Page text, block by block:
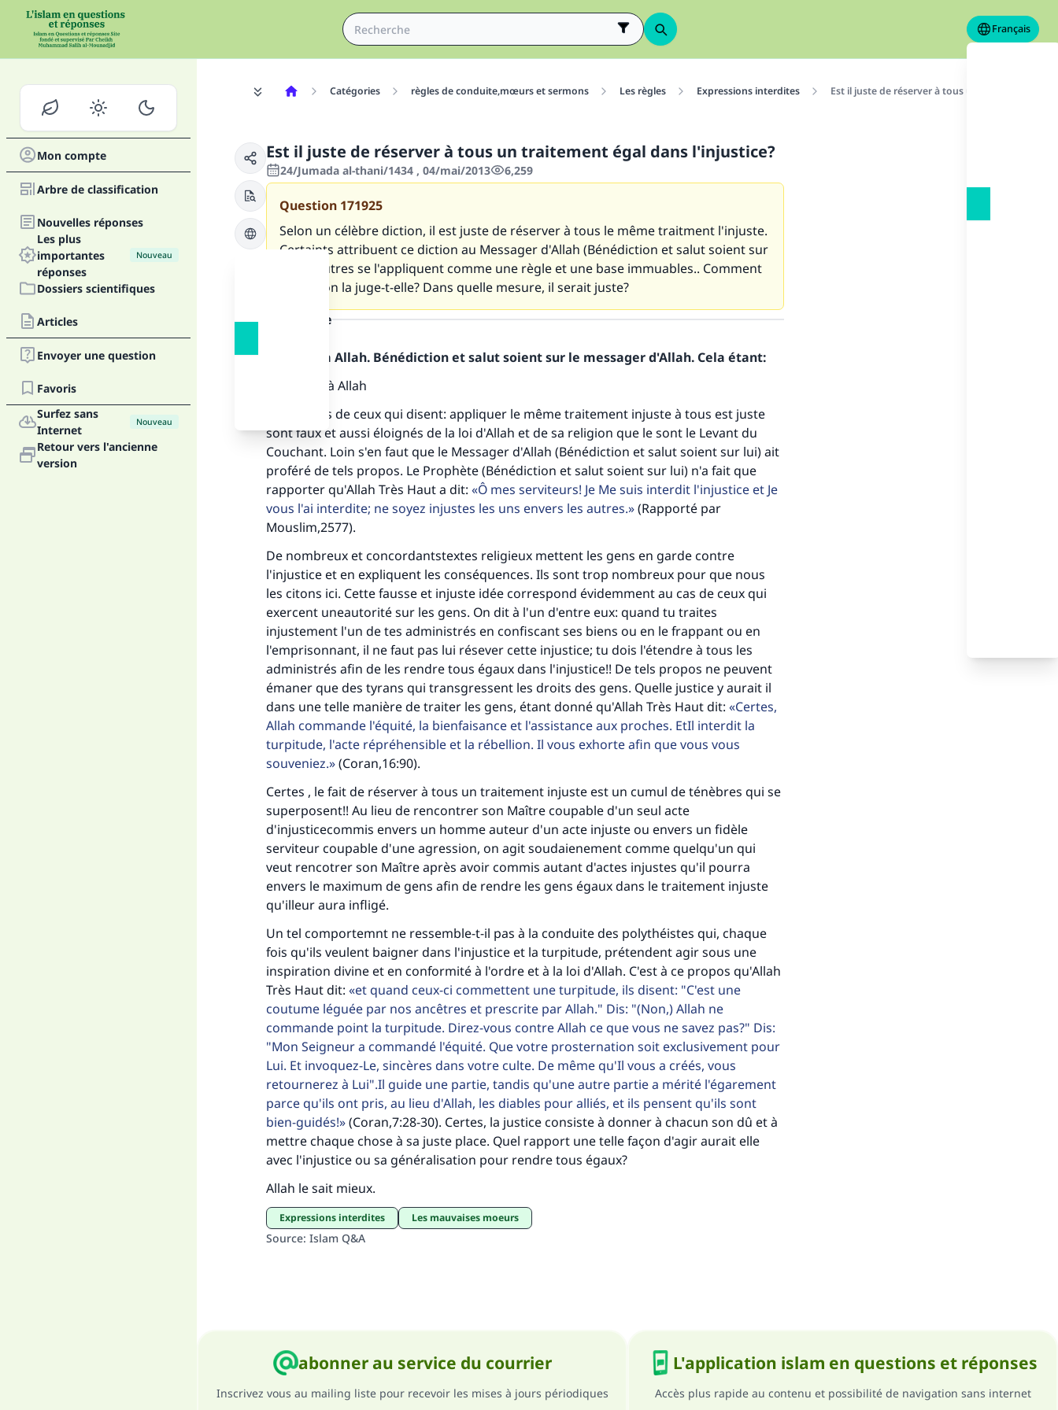
Français
Mon compte
Arbre de classification
Nouvelles réponses
Les plus
importantes
réponses
Nouveau
Dossiers scientifiques
Articles
Envoyer une question
Favoris
Surfez sans
Internet
Nouveau
Retour vers l'ancienne
version
Catégories règles de conduite,mœurs et sermons Les règles Expressions interdites Est il juste de réserver à tous un traitement égal
Est il juste de réserver à tous un traitement égal dans l'injustice?
24/Jumada al-thani/1434 , 04/mai/2013 6,259
Question 171925
Selon un célèbre diction, il est juste de réserver à tous le même traitment l'injuste.
Certaints attribuent ce diction au Messager d'Allah (Bénédiction et salut soient sur
lui). D'autres se l'appliquent comme une règle et une base immuables.. Comment
la religion la juge-t-elle? Dans quelle mesure, il serait juste?
la réponse
Louange à Allah. Bénédiction et salut soient sur le messager d'Allah. Cela étant:
Louanges à Allah
Les propos de ceux qui disent: appliquer le même traitement injuste à tous est juste
sont faux et aussi éloignés de la loi d'Allah et de sa religion que le sont le Levant du
Couchant. Loin s'en faut que le Messager d'Allah (Bénédiction et salut soient sur lui) ait
proféré de tels propos. Le Prophète (Bénédiction et salut soient sur lui) n'a fait que
rapporter qu'Allah Très Haut a dit:
Ô mes serviteurs! Je Me suis interdit l'injustice et Je
vous l'ai interdite; ne soyez injustes les uns envers les autres. (Rapporté par
Mouslim,2577).
De nombreux et concordantstextes religieux mettent les gens en garde contre
l'injustice et en expliquent les conséquences. Ils sont trop nombreux pour que nous
les citons ici. Cette fausse et injuste idée correspond évidemment au cas de ceux qui
exercent uneautorité sur les gens. On dit à l'un d'entre eux: quand tu traites
injustement l'un de tes administrés en confiscant ses biens ou en le frappant ou en
l'emprisonnant, il ne faut pas lui résever cette injustice; tu dois l'étendre à tous les
administrés afin de les rendre tous égaux dans l'injustice!! De tels propos ne peuvent
émaner que des tyrans qui transgressent les droits des gens. Quelle justice y aurait il
dans une telle manière de traiter les gens, étant donné qu'Allah Très Haut dit:
Certes,
Allah commande l'équité, la bienfaisance et l'assistance aux proches. EtIl interdit la
turpitude, l'acte répréhensible et la rébellion. Il vous exhorte afin que vous vous
souveniez. (Coran,16:90).
Certes , le fait de réserver à tous un traitement injuste est un cumul de ténèbres qui se
superposent!! Au lieu de rencontrer son Maître coupable d'un seul acte
d'injusticecommis envers un homme auteur d'un acte injuste ou envers un fidèle
serviteur coupable d'une agression, on agit soudaienement comme quelqu'un qui
veut rencotrer son Maître après avoir commis autant d'actes injustes qu'il pourra
envers le maximum de gens afin de rendre les gens égaux dans le traitement injuste
qu'illeur aura infligé.
Un tel comportemnt ne ressemble-t-il pas à la conduite des polythéistes qui, chaque
fois qu'ils veulent baigner dans l'injustice et la turpitude, prétendent agir sous une
inspiration divine et en conformité à l'ordre et à la loi d'Allah. C'est à ce propos qu'Allah
Très Haut dit:
et quand ceux-ci commettent une turpitude, ils disent: "C'est une
coutume léguée par nos ancêtres et prescrite par Allah." Dis: "(Non,) Allah ne
commande point la turpitude. Direz-vous contre Allah ce que vous ne savez pas?" Dis:
"Mon Seigneur a commandé l'équité. Que votre prosternation soit exclusivement pour
Lui. Et invoquez-Le, sincères dans votre culte. De même qu'Il vous a créés, vous
retournerez à Lui".Il guide une partie, tandis qu'une autre partie a mérité l'égarement
parce qu'ils ont pris, au lieu d'Allah, les diables pour alliés, et ils pensent qu'ils sont
bien-guidés! (Coran,7:28-30). Certes, la justice consiste à donner à chacun son dû et à
mettre chaque chose à sa juste place. Quel rapport une telle façon d'agir aurait elle
avec l'injustice ou sa généralisation pour rendre tous égaux?
Allah le sait mieux.
Expressions interdites Les mauvaises moeurs
Source: Islam Q&A
abonner au service du courrier
Inscrivez vous au mailing liste pour recevoir les mises à jours périodiques
L'application islam en questions et réponses
Accès plus rapide au contenu et possibilité de navigation sans internet
Faites une différence dans la vie de millions de
personnes grâce à votre contribution
Aidez nous à apporter des réponses.
"Celui qui indique une bonne action obtient la même récompense
que celui qui le fait."
(MOUSLIM 1893)